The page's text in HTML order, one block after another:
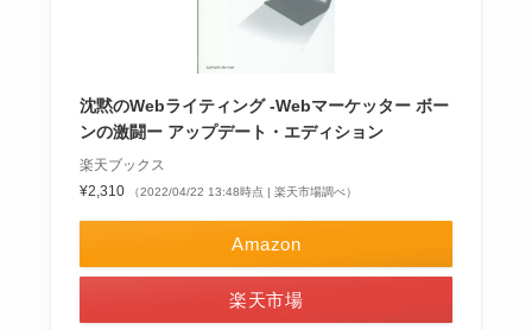
沈黙のWebライティング -Webマーケッター ボー
ンの激闘ー アップデート・エディション
楽天ブックス
¥2,310
（2022/04/22 13:48時点 | 楽天市場調べ）
Amazon
楽天市場